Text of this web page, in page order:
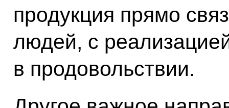
продукция прямо
людей, с
в продовольствии.